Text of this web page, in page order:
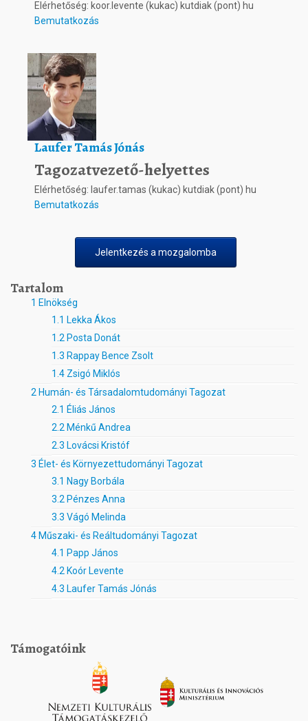
Elérhetőség: koor.levente (kukac) kutdiak (pont) hu
Bemutatkozás
Laufer Tamás Jónás
Tagozatvezető-helyettes
Elérhetőség: laufer.tamas (kukac) kutdiak (pont) hu
Bemutatkozás
Jelentkezés a mozgalomba
Tartalom
1 Elnökség
1.1 Lekka Ákos
1.2 Posta Donát
1.3 Rappay Bence Zsolt
1.4 Zsigó Miklós
2 Humán- és Társadalomtudományi Tagozat
2.1 Éliás János
2.2 Ménkű Andrea
2.3 Lovácsi Kristóf
3 Élet- és Környezettudományi Tagozat
3.1 Nagy Borbála
3.2 Pénzes Anna
3.3 Vágó Melinda
4 Műszaki- és Reáltudományi Tagozat
4.1 Papp János
4.2 Koór Levente
4.3 Laufer Tamás Jónás
Támogatóink